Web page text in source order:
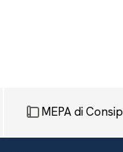
MEPA di Consip